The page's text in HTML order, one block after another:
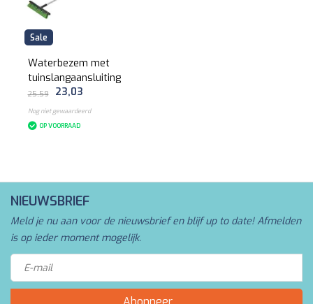
Sale
Waterbezem met
tuinslangaansluiting
25,59 23,03
Nog niet gewaardeerd
OP VOORRAAD
NIEUWSBRIEF
Meld je nu aan voor de nieuwsbrief en blijf up to date! Afmelden
is op ieder moment mogelijk.